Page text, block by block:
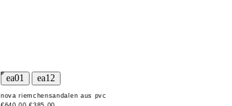
nova riemchensandalen aus pvc